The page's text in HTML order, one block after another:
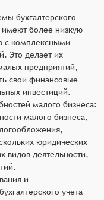
бухгалтерского
имеют более низкую
с комплексными
Это делает их
предприятий,
свои финансовые
инвестиций.
малого бизнеса:
малого бизнеса,
юридических
видов деятельности,
и
учёта